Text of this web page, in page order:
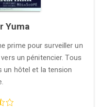
Yuma
prime pour surveiller un
un pénitencier. Tous
un hôtel et la tension